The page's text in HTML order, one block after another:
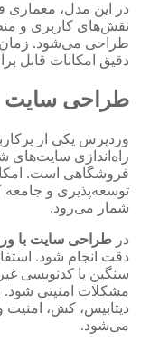
در این مدل، معماری
نقش‌های کاربری و
طراحی می‌شود. زمان
دقیق امکانات قابل
طراحی سایت
وردپرس یکی از
راه‌اندازی سایت‌های
فروشگاهی است.
توسعه‌پذیری و جامعه
شمار می‌رود.
در طراحی سایت با
دقت انجام شود.
سنگین یا کدنویسی
دیتابیس، کش، امنیت
می‌شود.